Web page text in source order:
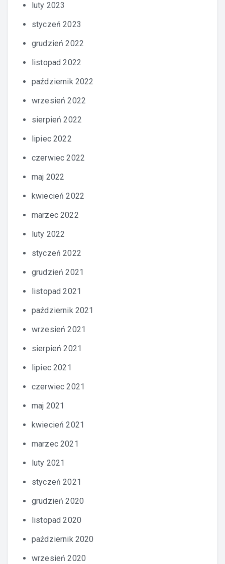
luty 2023
styczeń 2023
grudzień 2022
listopad 2022
październik 2022
wrzesień 2022
sierpień 2022
lipiec 2022
czerwiec 2022
maj 2022
kwiecień 2022
marzec 2022
luty 2022
styczeń 2022
grudzień 2021
listopad 2021
październik 2021
wrzesień 2021
sierpień 2021
lipiec 2021
czerwiec 2021
maj 2021
kwiecień 2021
marzec 2021
luty 2021
styczeń 2021
grudzień 2020
listopad 2020
październik 2020
wrzesień 2020